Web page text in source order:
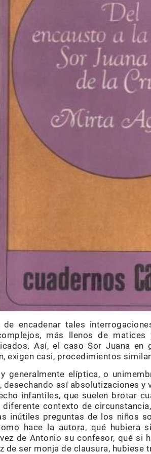
de encadenar tales
más llenos de
Así, el caso Sor Juana en
exigen casi, procedimientos
generalmente elíptica, o
desechando así absolutizaciones
infantiles, que suelen brotar
diferente contexto de
inútiles preguntas de los niños
hace la autora, qué hubiera
de Antonio su confesor, qué si
de ser monja de clausura, hubiese